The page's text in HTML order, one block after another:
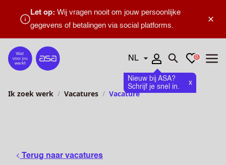
×
Let op: Wij vragen nooit om jouw persoonlijke
gegevens of betalingen via social platforms.
Home
Talen
Nieuw bij ASA?
Schrijf je snel in.
x
Zoeken openen
Favorieten
0
Ik zoek werk Vacatures Vacature
Terug naar vacatures